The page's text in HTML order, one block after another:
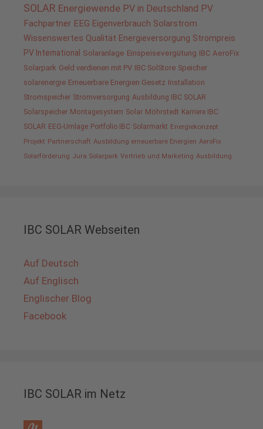
SOLAR Energiewende PV in Deutschland PV
Fachpartner EEG Eigenverbrauch Solarstrom
Wissenswertes Qualität Energieversorgung Strompreis
PV International Solaranlage Einspeisevergütung IBC AeroFix
Solarpark Geld verdienen mit PV IBC SolStore Speicher
solarenergie Erneuerbare Energien Gesetz Installation
Stromspeicher Stromversorgung Ausbildung IBC SOLAR
Solarspeicher Montagesystem Solar Möhrstedt Karriere IBC
SOLAR EEG-Umlage Portfolio IBC Solarmarkt Energiekonzept
Projekt Partnerschaft Ausbildung erneuerbare Energien AeroFix
Solarförderung Jura Solarpark Vertrieb und Marketing Ausbildung
IBC SOLAR Webseiten
Auf Deutsch
Auf Englisch
Englischer Blog
Facebook
IBC SOLAR im Netz